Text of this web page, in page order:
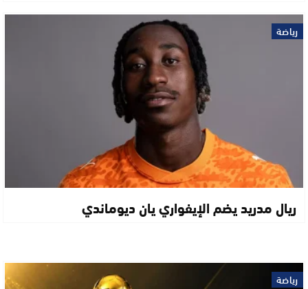
رياضة
ريال مدريد يضم الإيفواري يان ديوماندي
رياضة